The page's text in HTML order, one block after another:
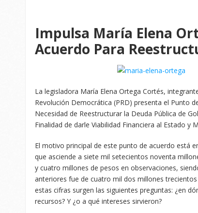
Impulsa María Elena
Acuerdo Para
La legisladora María Elena Ortega Cortés,
Revolución Democrática (PRD) presenta el Punto
Necesidad de Reestructurar la Deuda Pública de
Finalidad de darle Viabilidad Financiera al Estado y
El motivo principal de este punto de acuerdo está
que asciende a siete mil setecientos noventa
y cuatro millones de pesos en observaciones,
anteriores fue de cuatro mil dos millones
estas cifras surgen las siguientes preguntas: ¿en
recursos? Y ¿o a qué intereses sirvieron?